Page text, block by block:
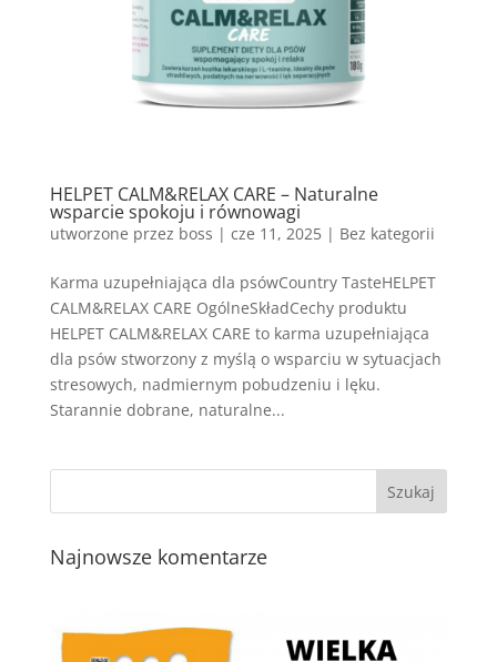
HELPET CALM&RELAX CARE – Naturalne
wsparcie spokoju i równowagi
utworzone przez boss | cze 11, 2025| Bez kategorii
Karma uzupełniająca dla psówCountry TasteHELPET
CALM&RELAX CARE OgólneSkładCechy produktu
HELPET CALM&RELAX CARE to karma uzupełniająca
dla psów stworzony z myślą o wsparciu w sytuacjach
stresowych, nadmiernym pobudzeniu i lęku.
Starannie dobrane, naturalne...
Najnowsze komentarze